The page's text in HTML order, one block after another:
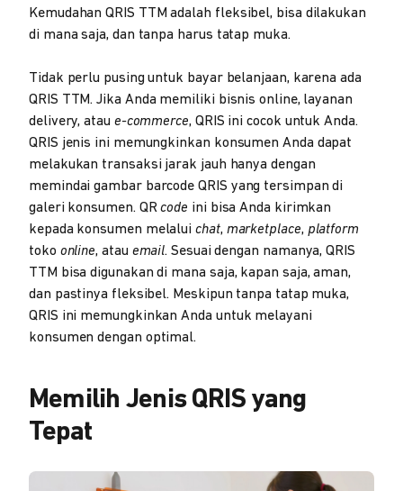
Kemudahan QRIS TTM adalah fleksibel, bisa dilakukan
di mana saja, dan tanpa harus tatap muka.
Tidak perlu pusing untuk bayar belanjaan, karena ada
QRIS TTM. Jika Anda memiliki bisnis online, layanan
delivery, atau e-commerce, QRIS ini cocok untuk Anda.
QRIS jenis ini memungkinkan konsumen Anda dapat
melakukan transaksi jarak jauh hanya dengan
memindai gambar barcode QRIS yang tersimpan di
galeri konsumen. QRcode ini bisa Anda kirimkan
kepada konsumen melaluichat, marketplace, platform
toko online, atau email. Sesuai dengan namanya, QRIS
TTM bisa digunakan di mana saja, kapan saja, aman,
dan pastinya fleksibel. Meskipun tanpa tatap muka,
QRIS ini memungkinkan Anda untuk melayani
konsumen dengan optimal.
Memilih Jenis QRIS yang
Tepat